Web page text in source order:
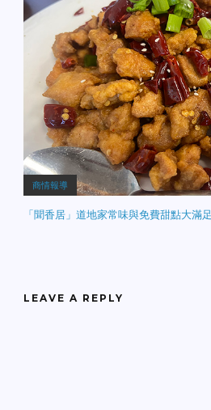
商情報導
「聞香居」道地家常味與免費甜點大滿足
LEAVE A REPLY